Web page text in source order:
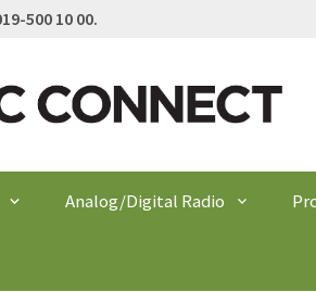
500 10 00.
Analog/Digital Radio